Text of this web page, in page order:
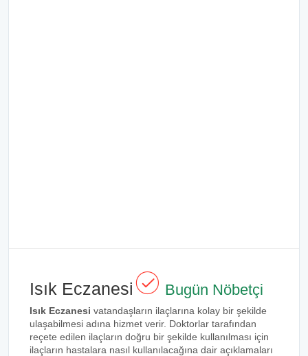
Isık Eczanesi Bugün Nöbetçi
Isık Eczanesi vatandaşların ilaçlarına kolay bir şekilde
ulaşabilmesi adına hizmet verir. Doktorlar tarafından
reçete edilen ilaçların doğru bir şekilde kullanılması için
ilaçların hastalara nasıl kullanılacağına dair açıklamaları